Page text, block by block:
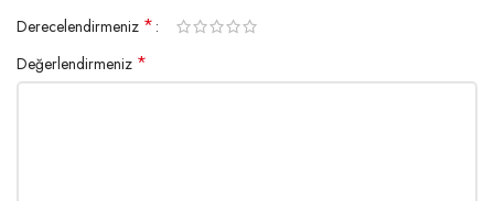
Derecelendirmeniz *
Değerlendirmeniz *